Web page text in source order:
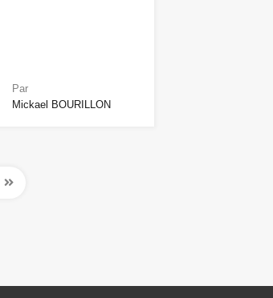
Par
Mickael BOURILLON